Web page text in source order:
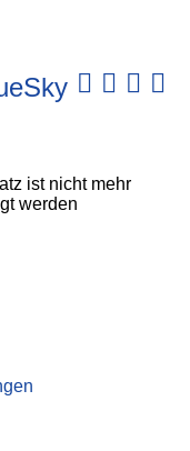
ist nicht mehr
werden